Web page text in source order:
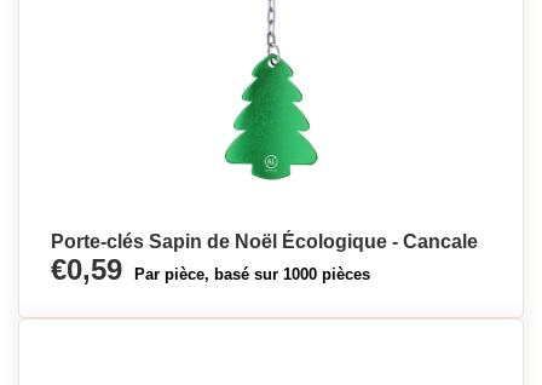
Porte-clés Sapin de Noël Écologique - Cancale
€0,59 Par pièce, basé sur 1000 pièces